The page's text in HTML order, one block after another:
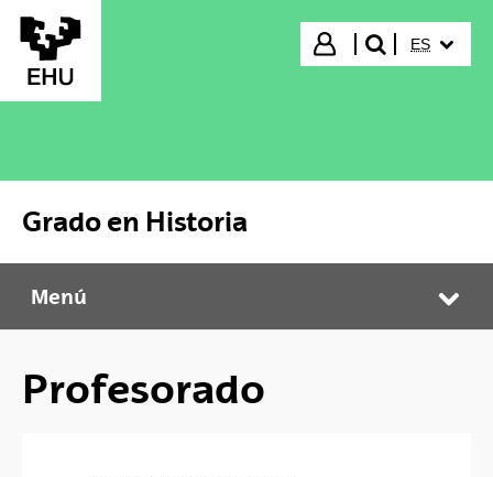
Saltar al contenido principal
Iniciar sesión
buscar"
ES
Grado en Historia
Grado en Historia
Menú
Profesorado